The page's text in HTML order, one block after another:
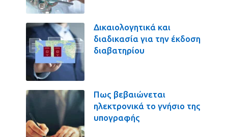
Δικαιολογητικά και
διαδικασία για την έκδοση
διαβατηρίου
Πως βεβαιώνεται
ηλεκτρονικά το γνήσιο της
υπογραφής